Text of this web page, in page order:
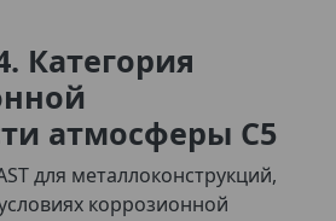
Категория
атмосферы С5
для металлоконструкций,
коррозионной